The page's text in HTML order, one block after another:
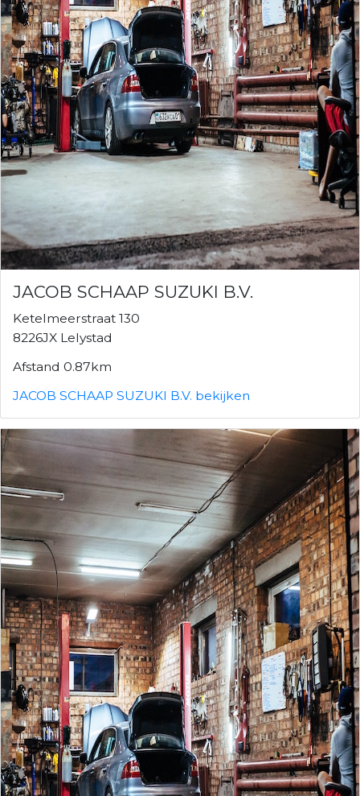
JACOB SCHAAP SUZUKI B.V.
Ketelmeerstraat 130
8226JX Lelystad
Afstand 0.87km
JACOB SCHAAP SUZUKI B.V. bekijken